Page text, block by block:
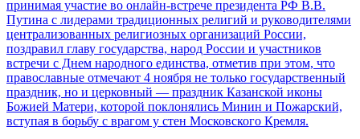
принимая участие во онлайн-встрече президента РФ В.В.
Путина с лидерами традиционных религий и руководителями
централизованных религиозных организаций России,
поздравил главу государства, народ России и участников
встречи с Днем народного единства, отметив при этом, что
православные отмечают 4 ноября не только государственный
праздник, но и церковный — праздник Казанской иконы
Божией Матери, которой поклонялись Минин и Пожарский,
вступая в борьбу с врагом у стен Московского Кремля.